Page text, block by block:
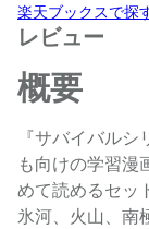
楽天ブックスで探
レビュー
概要
『サバイバル
も向けの学習漫
めて読めるセッ
氷河、火山、南